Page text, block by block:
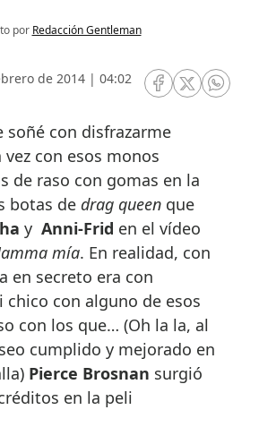
por Redacción Gentleman
de 2014 | 04:02
RRSS Facebook
RRSSRRSS
vez con esos monos
de raso con gomas en la
botas de drag queen que
y Anni-Frid en el vídeo
mía. En realidad, con
en secreto era con
chico con alguno de esos
con los que… (Oh la la, al
cumplido y mejorado en
Pierce Brosnan surgió
en la peli